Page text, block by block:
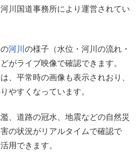
川国道事務所により運営されてい
河川 の様子（水位・河川の流れ・
がライブ映像で確認できます。
、平常時の画像も表示されおり、
やすくなっています。
、道路の冠水、地震などの自然災
の状況がリアルタイムで確認で
用できます。